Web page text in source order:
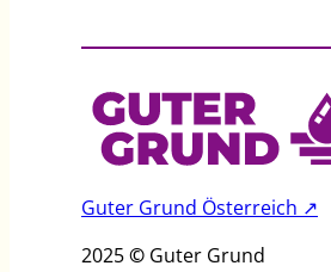
Guter Grund Österreich ↗
2025© Guter Grund